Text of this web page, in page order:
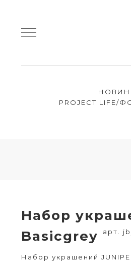
PROJECT
Набор
Basicgrey
арт.
Набор украшений